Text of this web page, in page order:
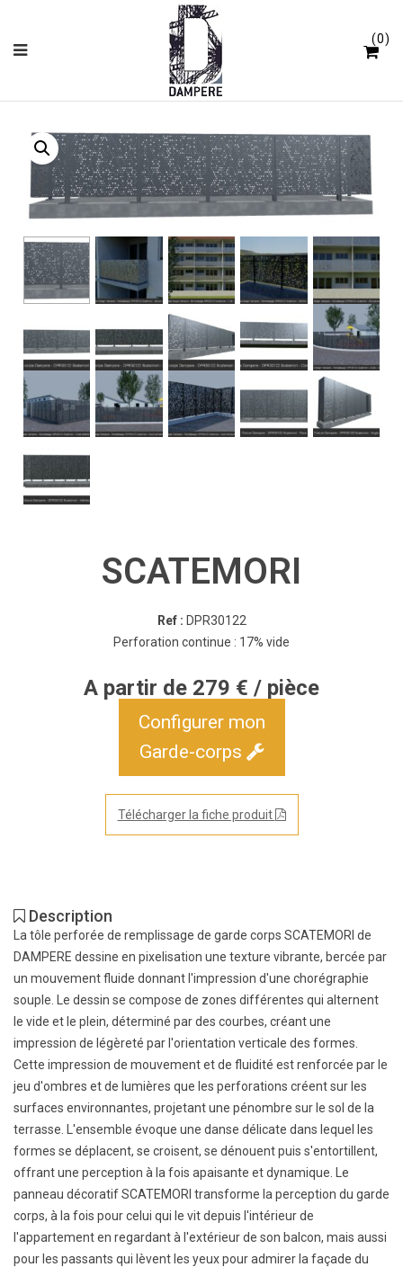
0
SCATEMORI
Ref : DPR30122
Perforation continue : 17% vide
A partir de 279 € / pièce
Configurer mon
Garde-corps
Télécharger la fiche produit
Description
La tôle perforée de remplissage de garde corps SCATEMORI de
DAMPERE dessine en pixelisation une texture vibrante, bercée par
un mouvement fluide donnant l'impression d'une chorégraphie
souple. Le dessin se compose de zones différentes qui alternent
le vide et le plein, déterminé par des courbes, créant une
impression de légèreté par l'orientation verticale des formes.
Cette impression de mouvement et de fluidité est renforcée par le
jeu d'ombres et de lumières que les perforations créent sur les
surfaces environnantes, projetant une pénombre sur le sol de la
terrasse. L'ensemble évoque une danse délicate dans lequel les
formes se déplacent, se croisent, se dénouent puis s'entortillent,
offrant une perception à la fois apaisante et dynamique. Le
panneau décoratif SCATEMORI transforme la perception du garde
corps, à la fois pour celui qui le vit depuis l'intérieur de
l'appartement en regardant à l'extérieur de son balcon, mais aussi
pour les passants qui lèvent les yeux pour admirer la façade du
Panneau de gestion des cookies